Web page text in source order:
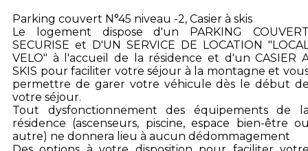
Parking couvert N°45 niveau -2, Casier à skis
Le logement dispose d'un PARKING
SECURISE et D'UN SERVICE DE LOCATION
VELO" à l'accueil de la résidence et d'un CASIER
SKIS pour faciliter votre séjour à la montagne et
permettre de garer votre véhicule dès le début
votre séjour.
Tout dysfonctionnement des équipements de
résidence (ascenseurs, piscine, espace bien-être
autre) ne donnera lieu à aucun dédommagement